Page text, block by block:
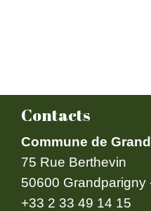
Contacts
Commune de
75 Rue Berthevin
50600 Grandparigny
+33 2 33 49 14 15